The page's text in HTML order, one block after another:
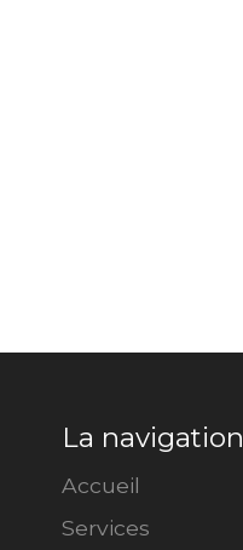
La navigation
Accueil
Services